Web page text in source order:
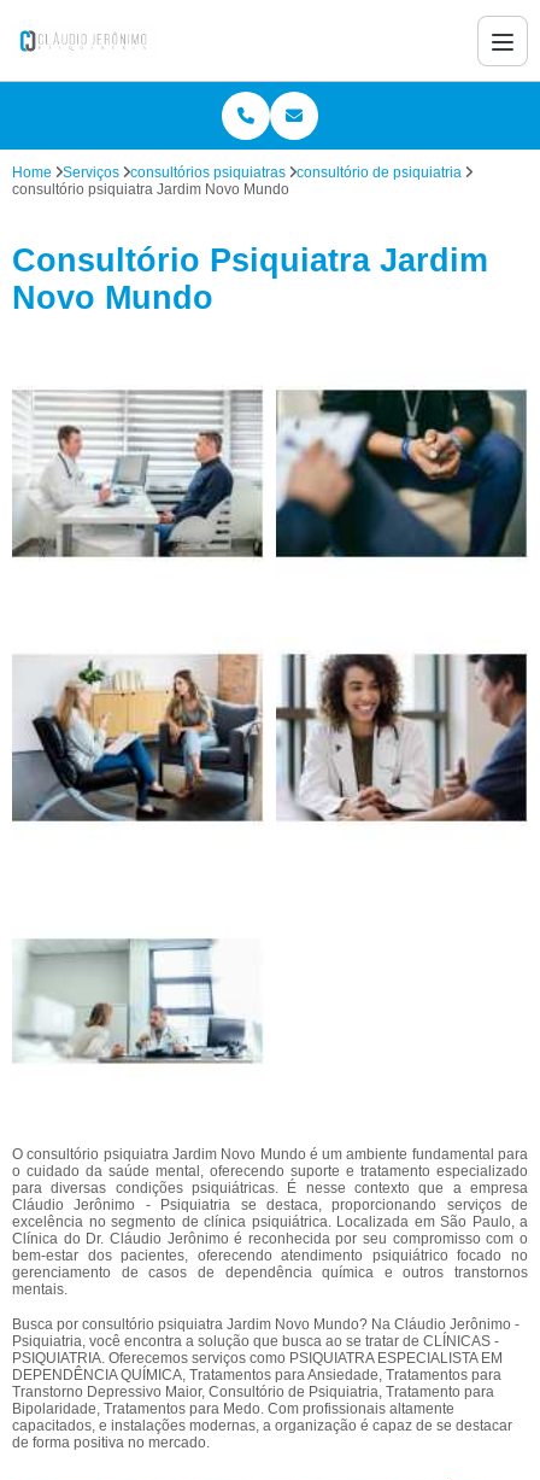
Home Serviços consultórios psiquiatras
consultório de psiquiatria
consultório psiquiatra Jardim Novo Mundo
Consultório Psiquiatra Jardim
Novo Mundo
O consultório psiquiatra Jardim Novo Mundo é um ambiente fundamental para
o cuidado da saúde mental, oferecendo suporte e tratamento especializado
para diversas condições psiquiátricas. É nesse contexto que a empresa
Cláudio Jerônimo - Psiquiatria se destaca, proporcionando serviços de
excelência no segmento de clínica psiquiátrica. Localizada em São Paulo, a
Clínica do Dr. Cláudio Jerônimo é reconhecida por seu compromisso com o
bem-estar dos pacientes, oferecendo atendimento psiquiátrico focado no
gerenciamento de casos de dependência química e outros transtornos
mentais.
Busca por consultório psiquiatra Jardim Novo Mundo? Na Cláudio Jerônimo -
Psiquiatria, você encontra a solução que busca ao se tratar de CLÍNICAS -
PSIQUIATRIA. Oferecemos serviços como PSIQUIATRA ESPECIALISTA EM
DEPENDÊNCIA QUÍMICA, Tratamentos para Ansiedade, Tratamentos para
Transtorno Depressivo Maior, Consultório de Psiquiatria, Tratamento para
Bipolaridade, Tratamentos para Medo. Com profissionais altamente
capacitados, e instalações modernas, a organização é capaz de se destacar
de forma positiva no mercado.